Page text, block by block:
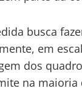
busca
em
dos
na maioria